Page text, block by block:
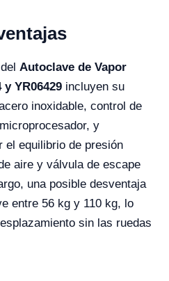
Autoclave de Vapor
YR06429 incluyen su
inoxidable, control de
y
el equilibrio de presión
aire y válvula de escape
una posible desventaja
entre 56 kg y 110 kg, lo
sin las ruedas